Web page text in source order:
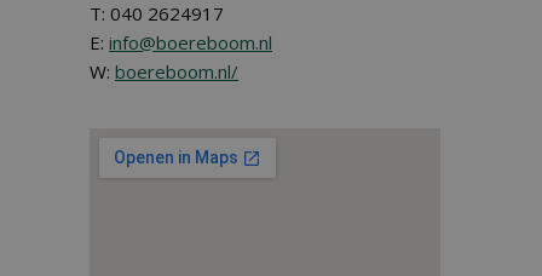
T: 040 2624917
E: info@boereboom.nl
W: boereboom.nl/